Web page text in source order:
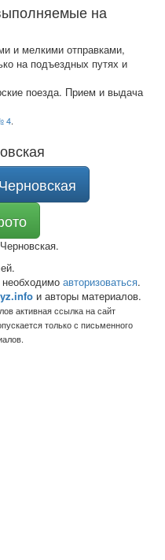
на
и мелкими отправками,
на подъездных путях и
поезда. Прием и выдача
4.
авторизоваться.
и авторы материалов.
активная ссылка на сайт
только с письменного